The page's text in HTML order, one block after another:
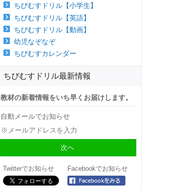
ちびむすドリル【小学生】
ちびむすドリル【英語】
ちびむすドリル【動画】
幼児なぞなぞ
ちびむすカレンダー
ちびむすドリル最新情報
教材の新着情報をいち早くお届けします。
自動メールでお知らせ
Twitterでお知らせ Facebookでお知らせ